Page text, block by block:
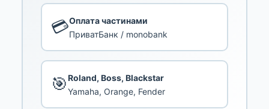
💳Оплата частинами
ПриватБанк / monobank
🎯Roland, Boss, Blackstar
Yamaha, Orange, Fender